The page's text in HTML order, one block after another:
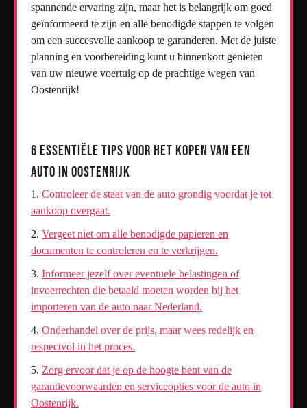
spannende ervaring zijn, maar het is belangrijk om goed
geïnformeerd te zijn en alle benodigde stappen te volgen
om een succesvolle aankoop te garanderen. Met de juiste
planning en voorbereiding kunt u binnenkort genieten
van uw nieuwe voertuig op de prachtige wegen van
Oostenrijk!
6 Essentiële Tips voor het Kopen van een
Auto in Oostenrijk
Controleer de staat van de auto grondig voordat je tot
aankoop overgaat.
Vergeet niet om alle benodigde papieren en
documenten te controleren en te verkrijgen.
Informeer jezelf over eventuele belastingen of
invoerrechten die betaald moeten worden bij het
importeren van de auto naar Nederland.
Onderhandel over de prijs, maar wees redelijk en
respectvol in het proces.
Zorg ervoor dat je op de hoogte bent van de
garantievoorwaarden en serviceopties voor de auto in
Oostenrijk.